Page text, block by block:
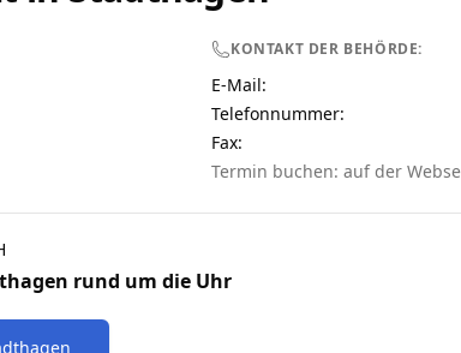
KONTAKT DER BEHÖRDE:
E-Mail:
Telefonnummer:
Fax:
Termin buchen: auf der
rund um die Uhr